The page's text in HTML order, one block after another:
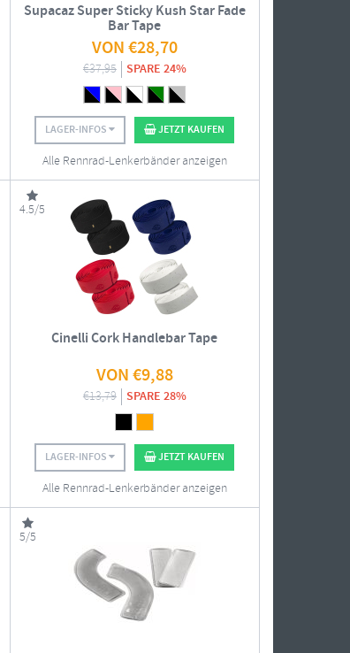
Supacaz Super Sticky Kush Star Fade
Bar Tape
VON€28,70
€37,95 SPARE 24%
LAGER-INFOS JETZT KAUFEN
Alle Rennrad-Lenkerbänder anzeigen
4.5/5
Cinelli Cork Handlebar Tape
VON€9,88
€13,79 SPARE 28%
LAGER-INFOS JETZT KAUFEN
Alle Rennrad-Lenkerbänder anzeigen
5/5